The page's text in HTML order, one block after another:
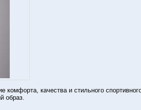
качества и стильного
образ.